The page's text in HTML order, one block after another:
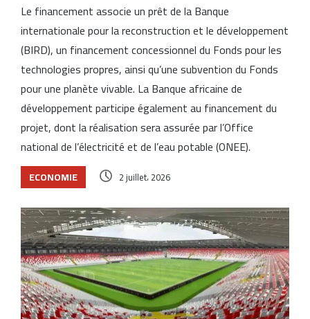
Le financement associe un prêt de la Banque
internationale pour la reconstruction et le développement
(BIRD), un financement concessionnel du Fonds pour les
technologies propres, ainsi qu’une subvention du Fonds
pour une planète vivable. La Banque africaine de
développement participe également au financement du
projet, dont la réalisation sera assurée par l’Office
national de l’électricité et de l’eau potable (ONEE).
ECONOMIE 2 juillet، 2026
Articles similaires